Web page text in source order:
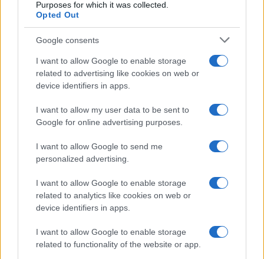
Purposes for which it was collected.
Opted Out
Google consents
I want to allow Google to enable storage
related to advertising like cookies on web or
device identifiers in apps.
I want to allow my user data to be sent to
Google for online advertising purposes.
I want to allow Google to send me
personalized advertising.
I want to allow Google to enable storage
related to analytics like cookies on web or
device identifiers in apps.
I want to allow Google to enable storage
related to functionality of the website or app.
Arrestati cinque agenti della polizia locale di Milano: le
accuse e i dettagli
NEWS